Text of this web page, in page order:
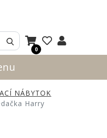
0
NÁBYTOK
Harry